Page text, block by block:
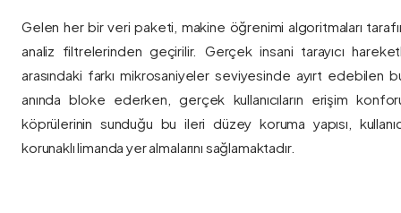
Gelen her bir veri paketi, makine öğrenimi algoritmaları
analiz filtrelerinden geçirilir. Gerçek insani tarayıcı
arasındaki farkı mikrosaniyeler seviyesinde ayırt edebilen
anında bloke ederken, gerçek kullanıcıların erişim
köprülerinin sunduğu bu ileri düzey koruma yapısı,
korunaklı limanda yer almalarını sağlamaktadır.